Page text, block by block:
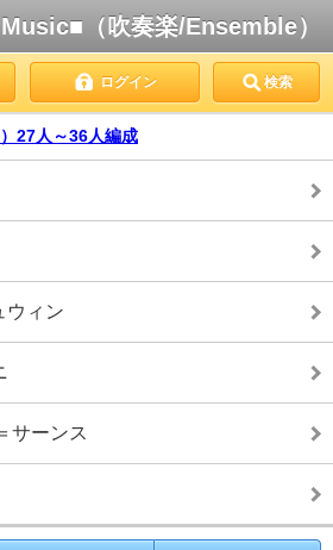
（吹奏楽/Ensemble）
ログイン 検索
27人～36人編成
ウィン
サーンス